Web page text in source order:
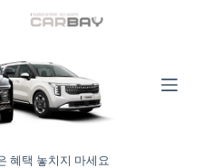
혜택 놓치지 마세요